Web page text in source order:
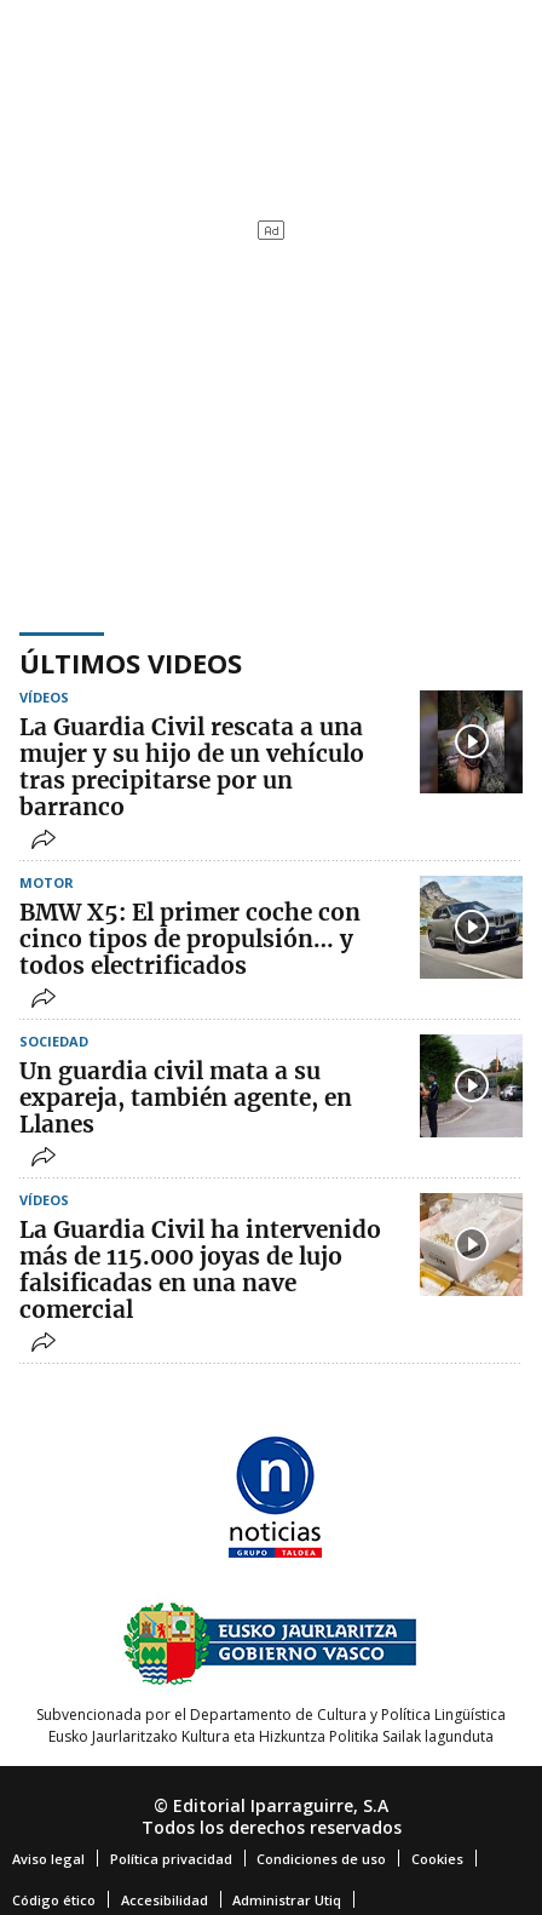
ÚLTIMOS VIDEOS
VÍDEOS
La Guardia Civil rescata a una
mujer y su hijo de un vehículo
tras precipitarse por un
barranco
MOTOR
BMW X5: El primer coche con
cinco tipos de propulsión… y
todos electrificados
SOCIEDAD
Un guardia civil mata a su
expareja, también agente, en
Llanes
VÍDEOS
La Guardia Civil ha intervenido
más de 115.000 joyas de lujo
falsificadas en una nave
comercial
Subvencionada por el Departamento de Cultura y Política Lingüística
Eusko Jaurlaritzako Kultura eta Hizkuntza Politika Sailak lagunduta
© Editorial Iparraguirre, S.A
Todos los derechos reservados
Aviso legal Política privacidad Condiciones de uso Cookies
Código ético Accesibilidad Administrar Utiq